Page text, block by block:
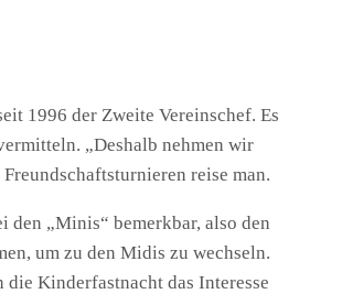
1996 der Zweite Vereinschef. Es
„Deshalb nehmen wir
reise man.
den „Minis“ bemerkbar, also den
um zu den Midis zu wechseln.
Kinderfastnacht das Interesse